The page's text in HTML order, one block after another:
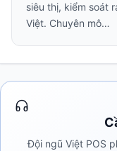
siêu thị, kiểm soát
Việt. Chuyên mô…
Đội ngũ Việt POS